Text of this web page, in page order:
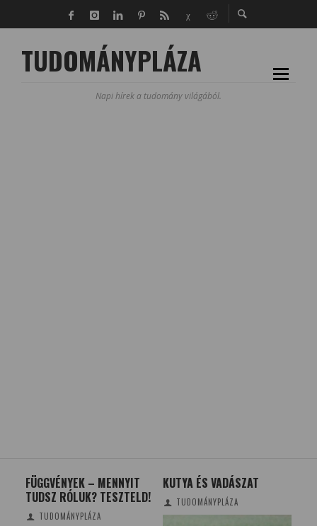
TUDOMÁNYPLÁZA
Napi hírek a tudomány világából.
FÜGGVÉNYEK – MENNYIT
TUDSZ RÓLUK? TESZTELD!
TUDOMÁNYPLÁZA
KUTYA ÉS VADÁSZAT
TUDOMÁNYPLÁZA